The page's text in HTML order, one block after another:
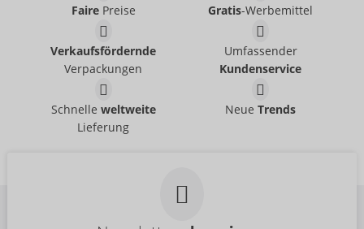
FairePreise Gratis-Werbemittel
Verkaufsfördernde
Verpackungen
Umfassender
Kundenservice
Schnelle weltweite
Lieferung
NeueTrends